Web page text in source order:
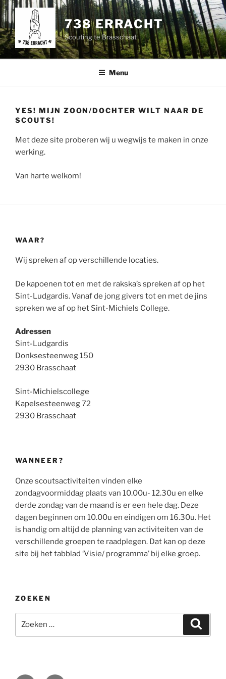
Spring
naar
de
inhoud
738 ERRACHT
Scouting te Brasschaat
Menu
YES! MIJN ZOON/DOCHTER WILT NAAR DE
SCOUTS!
Met deze site proberen wij u wegwijs te maken in onze
werking.
Van harte welkom!
WAAR?
Wij spreken af op verschillende locaties.
De kapoenen tot en met de rakska’s spreken af op het
Sint-Ludgardis. Vanaf de jong givers tot en met de jins
spreken we af op het Sint-Michiels College.
Adressen
Sint-Ludgardis
Donksesteenweg 150
2930 Brasschaat
Sint-Michielscollege
Kapelsesteenweg 72
2930 Brasschaat
WANNEER?
Onze scoutsactiviteiten vinden elke
zondagvoormiddag plaats van 10.00u- 12.30u en elke
derde zondag van de maand is er een hele dag. Deze
dagen beginnen om 10.00u en eindigen om 16.30u. Het
is handig om altijd de planning van activiteiten van de
verschillende groepen te raadplegen. Dat kan op deze
site bij het tabblad ‘Visie/ programma’ bij elke groep.
ZOEKEN
naar: